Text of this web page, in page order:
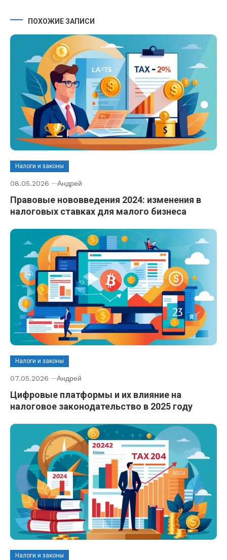
ПОХОЖИЕ ЗАПИСИ
Налоги и законы
08.05.2026 Андрей
Правовые нововведения 2024: изменения в
налоговых ставках для малого бизнеса
Налоги и законы
07.05.2026 Андрей
Цифровые платформы и их влияние на
налоговое законодательство в 2025 году
Налоги и законы